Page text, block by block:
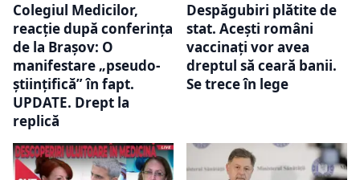
Colegiul Medicilor,
reacție după conferința
de la Brașov: O
manifestare „pseudo-
științifică” în fapt.
UPDATE. Drept la
replică
Despăgubiri plătite de
stat. Acești români
vaccinați vor avea
dreptul să ceară banii.
Se trece în lege